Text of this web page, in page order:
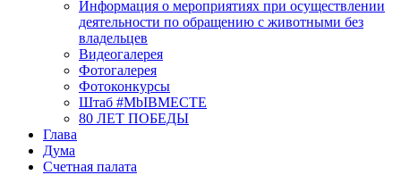
Информация о мероприятиях при осуществлении
деятельности по обращению с животными без
владельцев
Видеогалерея
Фотогалерея
Фотоконкурсы
Штаб #MbIBMECTE
80 ЛЕТ ПОБЕДЫ
Глава
Дума
Счетная палата